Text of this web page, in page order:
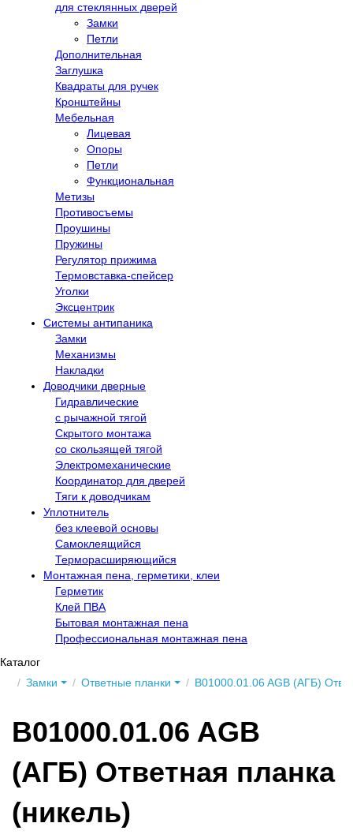
для стеклянных дверей
Замки
Петли
Дополнительная
Заглушка
Квадраты для ручек
Кронштейны
Мебельная
Лицевая
Опоры
Петли
Функциональная
Метизы
Противосъемы
Проушины
Пружины
Регулятор прижима
Термовставка-спейсер
Уголки
Эксцентрик
Системы антипаника
Замки
Механизмы
Накладки
Доводчики дверные
Гидравлические
с рычажной тягой
Скрытого монтажа
со скользящей тягой
Электромеханические
Координатор для дверей
Тяги к доводчикам
Уплотнитель
без клеевой основы
Самоклеящийся
Терморасширяющийся
Монтажная пена, герметики, клеи
Герметик
Клей ПВА
Бытовая монтажная пена
Профессиональная монтажная пена
Каталог
Замки
Ответные планки B01000.01.06 AGB (АГБ)
B01000.01.06 AGB
(АГБ) Ответная планка
(никель)